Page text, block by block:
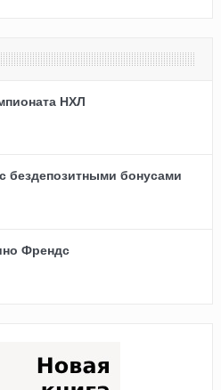
НХЛ
бездепозитными бонусами
Френдс